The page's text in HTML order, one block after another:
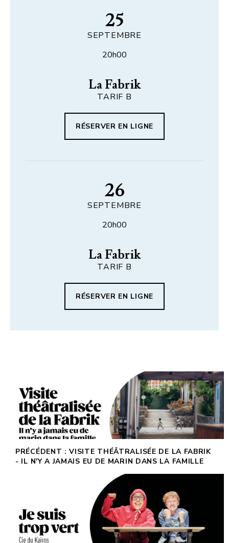
25
SEPTEMBRE
20h00
La Fabrik
TARIF B
RÉSERVER EN LIGNE
26
SEPTEMBRE
20h00
La Fabrik
TARIF B
RÉSERVER EN LIGNE
PRÉCÉDENT : VISITE THÉÂTRALISÉE DE LA FABRIK
- IL N'Y A JAMAIS EU DE MARIN DANS LA FAMILLE